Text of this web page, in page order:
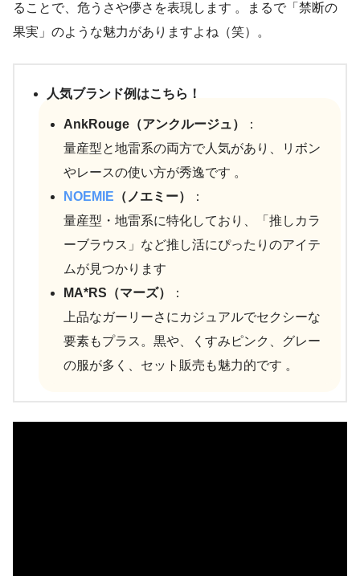
ることで、危うさや儚さを表現します 。まるで「禁断の
果実」のような魅力がありますよね（笑）。
人気ブランド例はこちら！
AnkRouge（アンクルージュ）
：
量産型と地雷系の両方で人気があり、リボン
やレースの使い方が秀逸です 。
NOEMIE （ノエミー）
：
量産型・地雷系に特化しており、「推しカラ
ーブラウス」など推し活にぴったりのアイテ
ムが見つかります
MA*RS（マーズ）
：
上品なガーリーさにカジュアルでセクシーな
要素もプラス。黒や、くすみピンク、グレー
の服が多く、セット販売も魅力的です 。